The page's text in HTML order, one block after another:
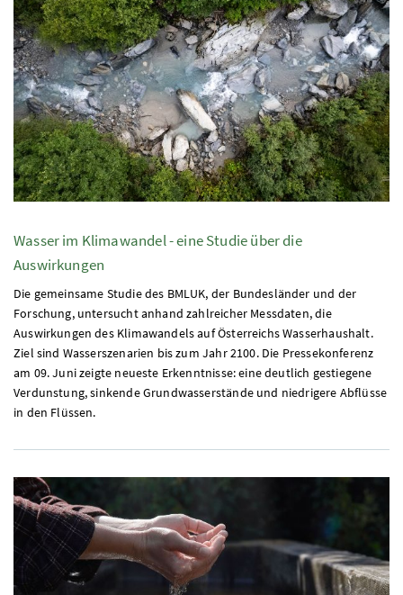
Wasser im Klimawandel - eine Studie über die
Auswirkungen
Die gemeinsame Studie des BMLUK, der Bundesländer und der
Forschung, untersucht anhand zahlreicher Messdaten, die
Auswirkungen des Klimawandels auf Österreichs Wasserhaushalt.
Ziel sind Wasserszenarien bis zum Jahr 2100. Die Pressekonferenz
am 09. Juni zeigte neueste Erkenntnisse: eine deutlich gestiegene
Verdunstung, sinkende Grundwasserstände und niedrigere Abflüsse
in den Flüssen.